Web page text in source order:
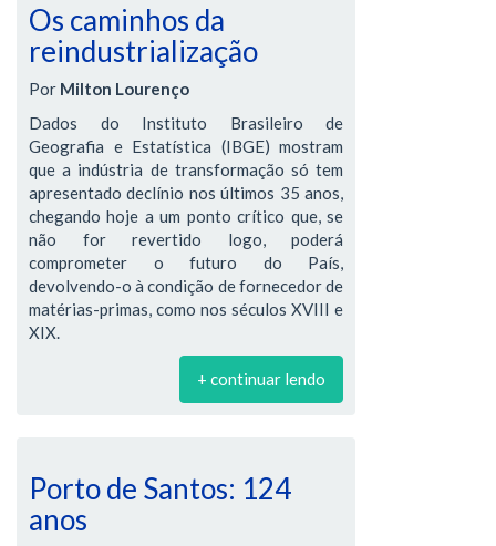
Os caminhos da
reindustrialização
Por Milton Lourenço
Dados do Instituto Brasileiro de
Geografia e Estatística (IBGE) mostram
que a indústria de transformação só tem
apresentado declínio nos últimos 35 anos,
chegando hoje a um ponto crítico que, se
não for revertido logo, poderá
comprometer o futuro do País,
devolvendo-o à condição de fornecedor de
matérias-primas, como nos séculos XVIII e
XIX.
+ continuar lendo
Porto de Santos: 124
anos